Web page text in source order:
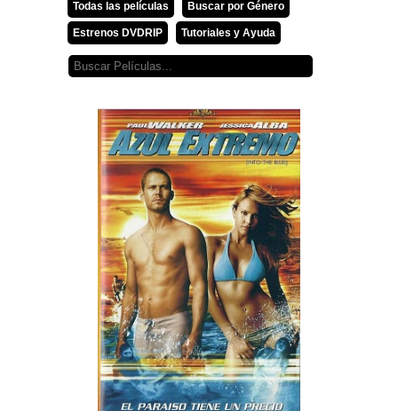
Todas las películas Buscar por Género
Estrenos DVDRIP Tutoriales y Ayuda